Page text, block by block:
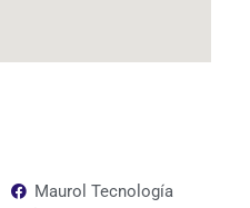
Maurol Tecnología